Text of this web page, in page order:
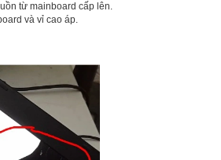
từ mainboard cấp lên.
và vỉ cao áp.